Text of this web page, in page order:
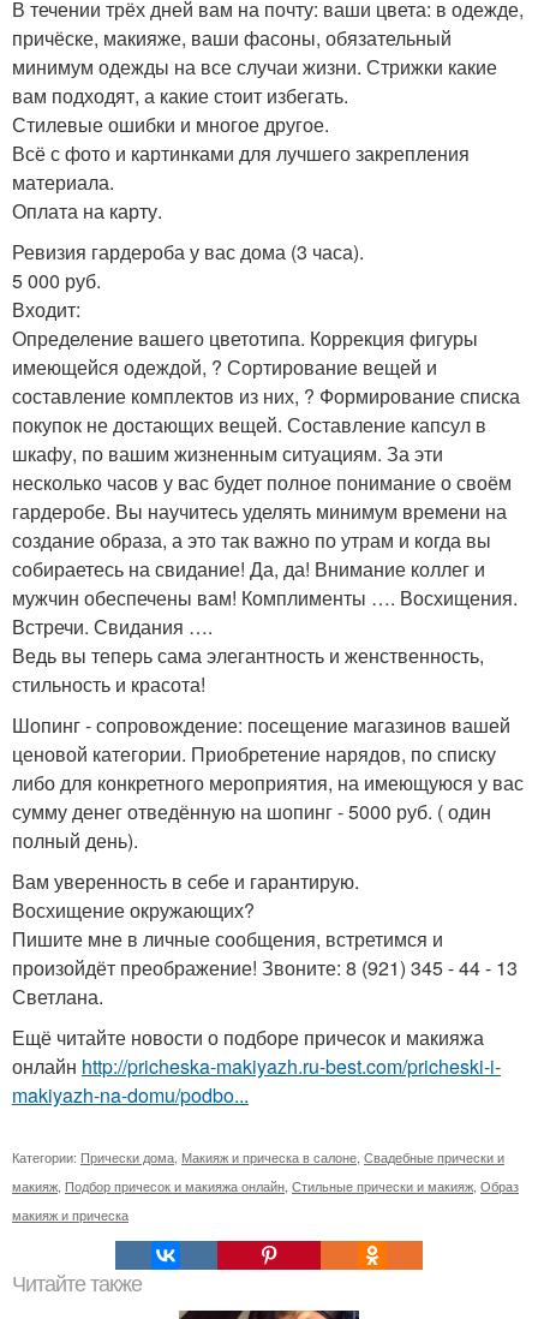
В течении трёх дней вам на почту: ваши цвета: в одежде,
причёске, макияже, ваши фасоны, обязательный
минимум одежды на все случаи жизни. Стрижки какие
вам подходят, а какие стоит избегать.
Стилевые ошибки и многое другое.
Всё с фото и картинками для лучшего закрепления
материала.
Оплата на карту.
Ревизия гардероба у вас дома (3 часа).
5 000 руб.
Входит:
Определение вашего цветотипа. Коррекция фигуры
имеющейся одеждой, ? Сортирование вещей и
составление комплектов из них, ? Формирование списка
покупок не достающих вещей. Составление капсул в
шкафу, по вашим жизненным ситуациям. За эти
несколько часов у вас будет полное понимание о своём
гардеробе. Вы научитесь уделять минимум времени на
создание образа, а это так важно по утрам и когда вы
собираетесь на свидание! Да, да! Внимание коллег и
мужчин обеспечены вам! Комплименты …. Восхищения.
Встречи. Свидания ….
Ведь вы теперь сама элегантность и женственность,
стильность и красота!
Шопинг - сопровождение: посещение магазинов вашей
ценовой категории. Приобретение нарядов, по списку
либо для конкретного мероприятия, на имеющуюся у вас
сумму денег отведённую на шопинг - 5000 руб. ( один
полный день).
Вам уверенность в себе и гарантирую.
Восхищение окружающих?
Пишите мне в личные сообщения, встретимся и
произойдёт преображение! Звоните: 8 (921) 345 - 44 - 13
Светлана.
Ещё читайте новости о подборе причесок и макияжа
онлайн http://pricheska-makiyazh.ru-best.com/pricheski-i-
makiyazh-na-domu/podbo...
Категории: Прически дома Макияж и прическа в салоне Свадебные прически и
макияж Подбор причесок и макияжа онлайн Стильные прически и макияж Образ
макияж и прическа
Читайте также